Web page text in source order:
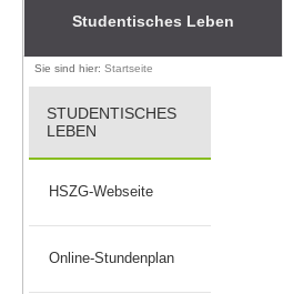
Studentisches Leben
Sie sind hier: Startseite
STUDENTISCHES
LEBEN
HSZG-Webseite
Online-Stundenplan